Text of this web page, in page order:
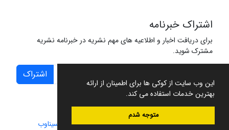
این وب سایت از کوکی ها برای اطمینان از ارائه
بهترین خدمات استفاده می کند.
متوجه شدم
اشتراک خبرنامه
برای دریافت اخبار و اطلاعیه های مهم نشریه در خبرنامه نشریه
مشترک شوید.
اشتراک
سامانه مدیریت نشریات علمی.طراحی و پیاده سازی از سیناوب